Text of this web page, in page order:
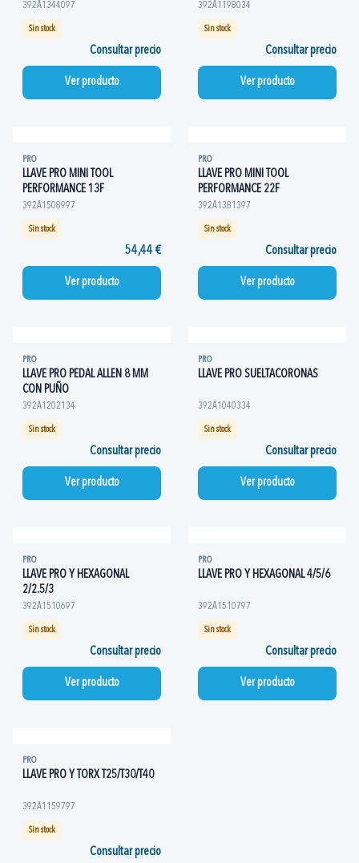
392A1344097
Sin stock
Consultar precio
Ver producto
392A1198034
Sin stock
Consultar precio
Ver producto
PRO
LLAVE PRO MINI TOOL
PERFORMANCE 13F
392A1508997
Sin stock
54,44 €
Ver producto
PRO
LLAVE PRO MINI TOOL
PERFORMANCE 22F
392A1381397
Sin stock
Consultar precio
Ver producto
PRO
LLAVE PRO PEDAL ALLEN 8 MM
CON PUÑO
392A1202134
Sin stock
Consultar precio
Ver producto
PRO
LLAVE PRO SUELTACORONAS
392A1040334
Sin stock
Consultar precio
Ver producto
PRO
LLAVE PRO Y HEXAGONAL
2/2.5/3
392A1510697
Sin stock
Consultar precio
Ver producto
PRO
LLAVE PRO Y HEXAGONAL 4/5/6
392A1510797
Sin stock
Consultar precio
Ver producto
PRO
LLAVE PRO Y TORX T25/T30/T40
392A1159797
Sin stock
Consultar precio